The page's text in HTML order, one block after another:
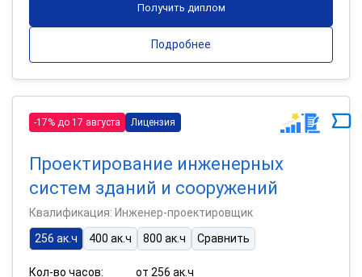
Получить диплом
Подробнее
-17% до 17 августа Лицензия
Проектирование инженерных
систем зданий и сооружений
Квалификация: Инженер-проектировщик
256 ак.ч
400 ак.ч 800 ак.ч Сравнить
Кол-во часов: от 256 ак.ч